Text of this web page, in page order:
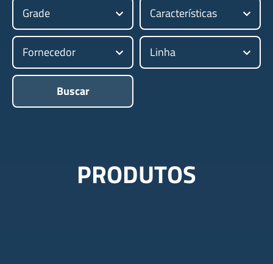
Grade Características
Fornecedor Linha
Buscar
PRODUTOS